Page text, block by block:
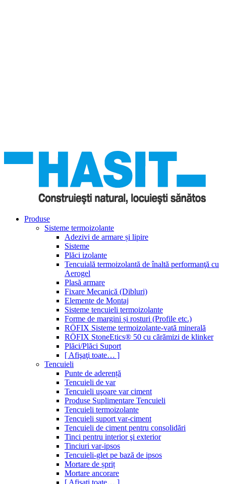
Produse
Sisteme termoizolante
Adezivi de armare și lipire
Sisteme
Plăci izolante
Tencuială termoizolantă de înaltă performanţă cu
Aerogel
Plasă armare
Fixare Mecanică (Dibluri)
Elemente de Montaj
Sisteme tencuieli termoizolante
Forme de margini și rosturi (Profile etc.)
RÖFIX Sisteme termoizolante-vată minerală
RÖFIX StoneEtics® 50 cu cărămizi de klinker
Plăci/Plăci Suport
[ Afişaţi toate… ]
Tencuieli
Punte de aderență
Tencuieli de var
Tencuieli uşoare var ciment
Produse Suplimentare Tencuieli
Tencuieli termoizolante
Tencuieli suport var-ciment
Tencuieli de ciment pentru consolidări
Tinci pentru interior şi exterior
Tinciuri var-ipsos
Tencuieli-glet pe bază de ipsos
Mortare de șpriț
Mortare ancorare
[ Afişaţi toate… ]